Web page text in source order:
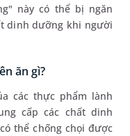
này có thể bị ngăn
dinh dưỡng khi người
ăn gì?
các thực phẩm lành
cấp các chất dinh
thể chống chọi được